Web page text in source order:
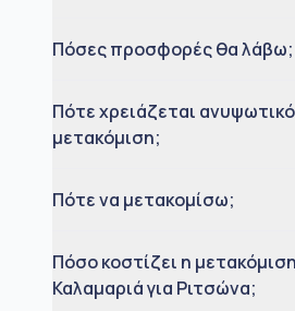
Πόσες προσφορές θα λάβω;
Πότε χρειάζεται
μετακόμιση;
Πότε να μετακομίσω;
Πόσο κοστίζει η
Καλαμαριά για Ριτσώνα;